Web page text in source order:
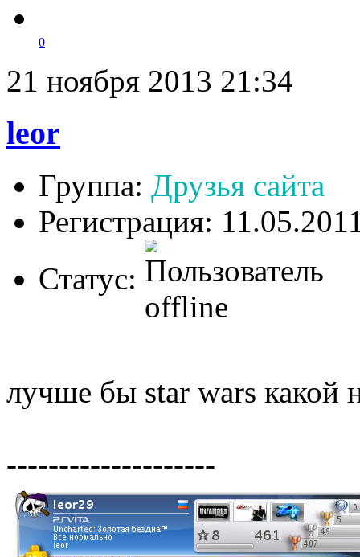
0
21 ноября 2013 21:34
leor
Группа: Друзья сайта
Регистрация:
Статус:
лучше бы star wars какой
--------------------